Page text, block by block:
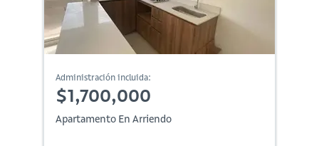
Administración incluida:
$1,700,000
Apartamento En Arriendo